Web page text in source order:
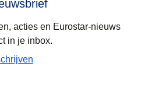
acties en Eurostar-nieuws
in je inbox.